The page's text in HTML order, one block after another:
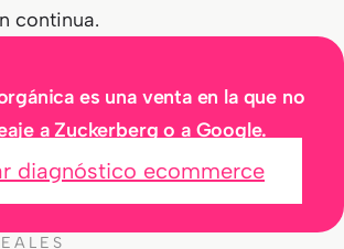
continua.
es una venta en la que no
a Zuckerberg o a Google.
diagnóstico ecommerce